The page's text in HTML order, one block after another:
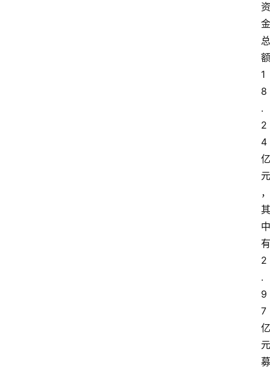
资
金
总
额
1
8
.
2
4
亿
元
，
其
中
有
2
.
9
7
亿
元
募